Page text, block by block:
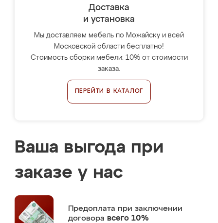
Доставка
и установка
Мы доставляем мебель по Можайску и всей
Московской области бесплатно!
Стоимость сборки мебели: 10% от стоимости
заказа.
ПЕРЕЙТИ В КАТАЛОГ
Ваша выгода при
заказе у нас
Предоплата при заключении
договора всего 10%